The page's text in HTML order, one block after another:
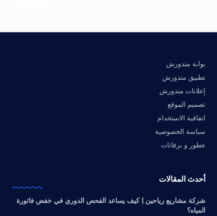
بوابة متدورش
تطبيق متدورش
إعلانات متدورش
تصميم الموقع
اتفاقية الاستخدام
سياسة الخصوصية
عطور و برفانات
أحدث المقالات
شركة مشاريع رياحين | كيف يساعد الفحص الدوري في خفض فاتورة
المياه؟